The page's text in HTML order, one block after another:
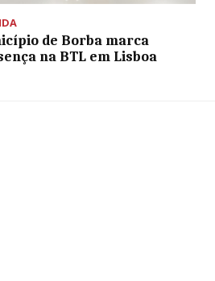
de Borba marca
na BTL em Lisboa